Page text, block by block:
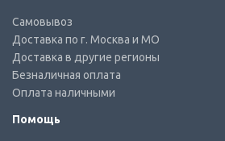
Самовывоз
Доставка по г. Москва и МО
Доставка в другие регионы
Безналичная оплата
Оплата наличными
Помощь